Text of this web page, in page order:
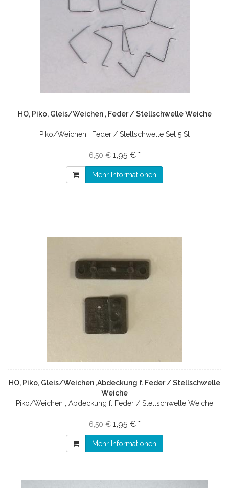
HO, Piko, Gleis/Weichen , Feder / Stellschwelle Weiche
Piko/Weichen , Feder / Stellschwelle Set 5 St
6,50 € 1,95 € *
Mehr Informationen
HO, Piko, Gleis/Weichen ,Abdeckung f. Feder / Stellschwelle
Weiche
Piko/Weichen , Abdeckung f. Feder / Stellschwelle Weiche
6,50 € 1,95 € *
Mehr Informationen